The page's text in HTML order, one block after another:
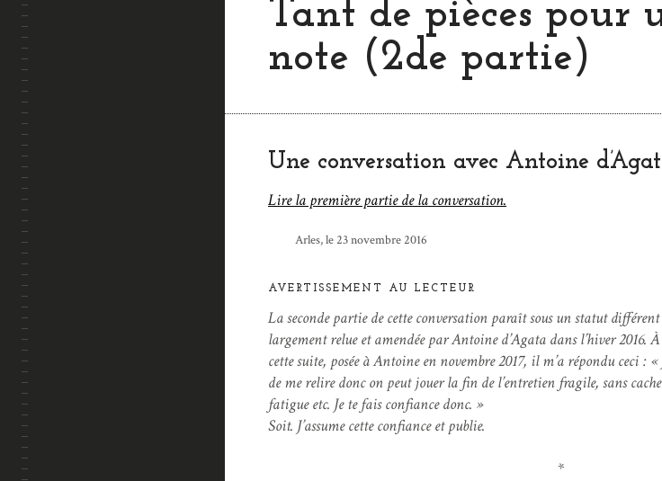
Tant de pièces pour
note (2de partie)
Une conversation avec Antoine
Lire la première partie de la conversation.
Arles, le 23 novembre 2016
AVERTISSEMENT AU LECTEUR
La seconde partie de cette conversation paraît sous un statut
largement relue et amendée par Antoine d’Agata dans l’hiver 2016.
cette suite, posée à Antoine en novembre 2017, il m’a répondu ceci :
de me relire donc on peut jouer la fin de l’entretien fragile, sans
fatigue etc. Je te fais confiance donc. »
Soit. J’assume cette confiance et publie.
*